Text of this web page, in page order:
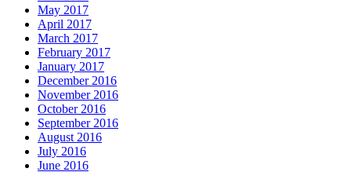
May 2017
April 2017
March 2017
February 2017
January 2017
December 2016
November 2016
October 2016
September 2016
August 2016
July 2016
June 2016